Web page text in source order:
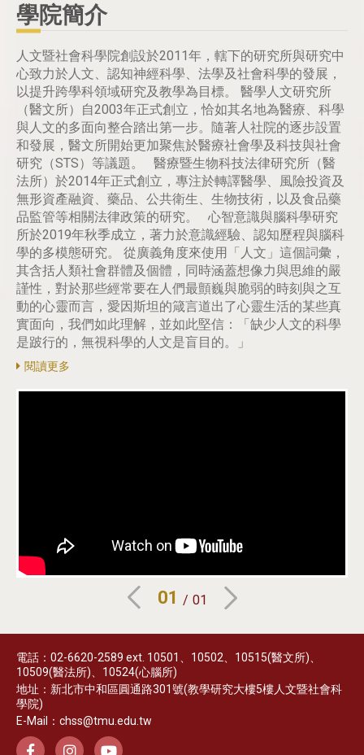
01 01
學院簡介
人文暨社會科學院創設於2011年，轄下的研究所與研究中
心致力於人文、認知神經科學、法學及社會科學的發展，
以提升跨學科領域研究及教學為目標。 醫學人文研究所
（醫文所）自2003年正式創立，恰如其名地為醫療、科學
與人文的多面向整合踏出第一步。隨著人社院的逐步設置
和發展，醫文所開始更加聚焦於醫療社會學及科技與社會
研究（STS）等議題。 醫療暨生物科技法律研究所（醫
法所）於2014年正式創立，專注於轉譯醫學、風險投資及
無形資產融資、藥品、公共衛生、生物技術，以及食品藥
品監管等相關法律政策的研究。 心智意識與腦科學研究
所於2019年秋季成立，著力於意識經驗、認知歷程與腦科
學的多模態研究。 從廣義角度來使用「人文」這個詞彙，
其含括人類社會群體及個體，同時涵蓋想像力與思維的嚴
謹性，對於那些經常要在人們最顫巍與脆弱的時刻與之互
動的心靈而言，愛因斯坦的箴言道出了心靈生活的某些真
實面向，我們如此理解，並如此堅信：「缺少人文的科學
是跛行的，無視科學的人文是盲目的。」
閱讀更多
電話：02-6620-2589 ext. 10501、10502、10515(醫文所)、
10509(醫法所)、10524(心腦所)
地址：新北市中和區圓通路301號(教學研究大樓5樓人文暨社會科
學院)
E-Mail：chss@tmu.edu.tw